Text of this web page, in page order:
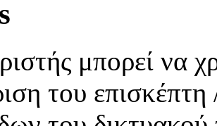
μπορεί να
του